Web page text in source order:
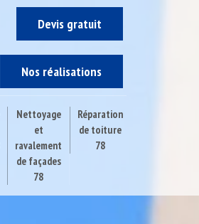
Devis gratuit
Nos réalisations
Nettoyage
et
ravalement
de façades
78
Réparation
de toiture
78